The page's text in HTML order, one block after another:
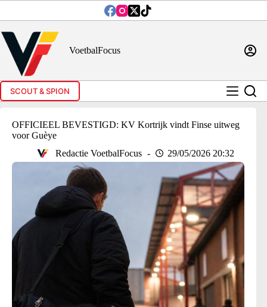
inhoud
VoetbalFocus
SCOUT & SPION
OFFICIEEL BEVESTIGD: KV Kortrijk vindt Finse uitweg
voor Guèye
Redactie VoetbalFocus
29/05/2026 20:32